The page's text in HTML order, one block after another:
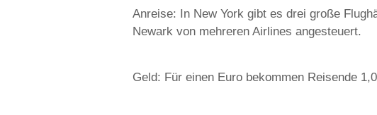
Anreise: In New York gibt es drei große
Newark von mehreren Airlines angesteuert.
Geld: Für einen Euro bekommen Reisende